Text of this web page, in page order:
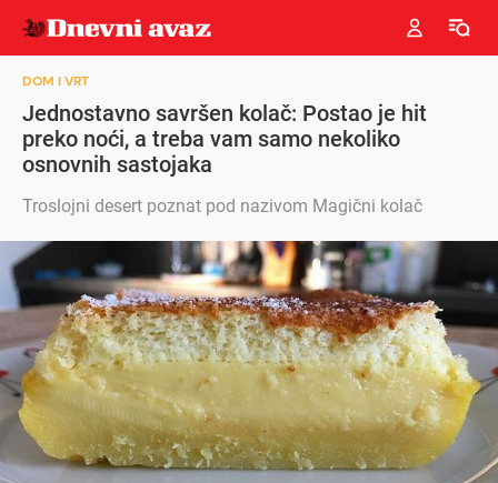
DOM I VRT
Jednostavno savršen kolač: Postao je hit
preko noći, a treba vam samo nekoliko
osnovnih sastojaka
Troslojni desert poznat pod nazivom Magični kolač